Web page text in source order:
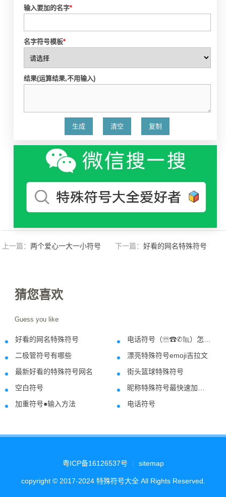
输入要加的名字*
名字符号模板*
结果(运算结果,不用输入)
上一篇：两个爱心一大一小符号 下一篇：好看的网名特殊符号
猜您喜欢
Guess you like
好看的网名特殊符号 电话符号（☏☎✆℡）怎么打？
二极管符号有哪些 漂亮特殊符号emoji吉拉文
最新好看的特殊符号网名 街头篮球特殊符号
空白符号 昵称特殊符号最快速加中横线的方法,注意中横线不可以用在微信上
加重符号●输入方法 电话符号
粤ICP备16126537号 | sitemap
copyright © 2017-2024 特殊符号大全 All Rights Reserved.